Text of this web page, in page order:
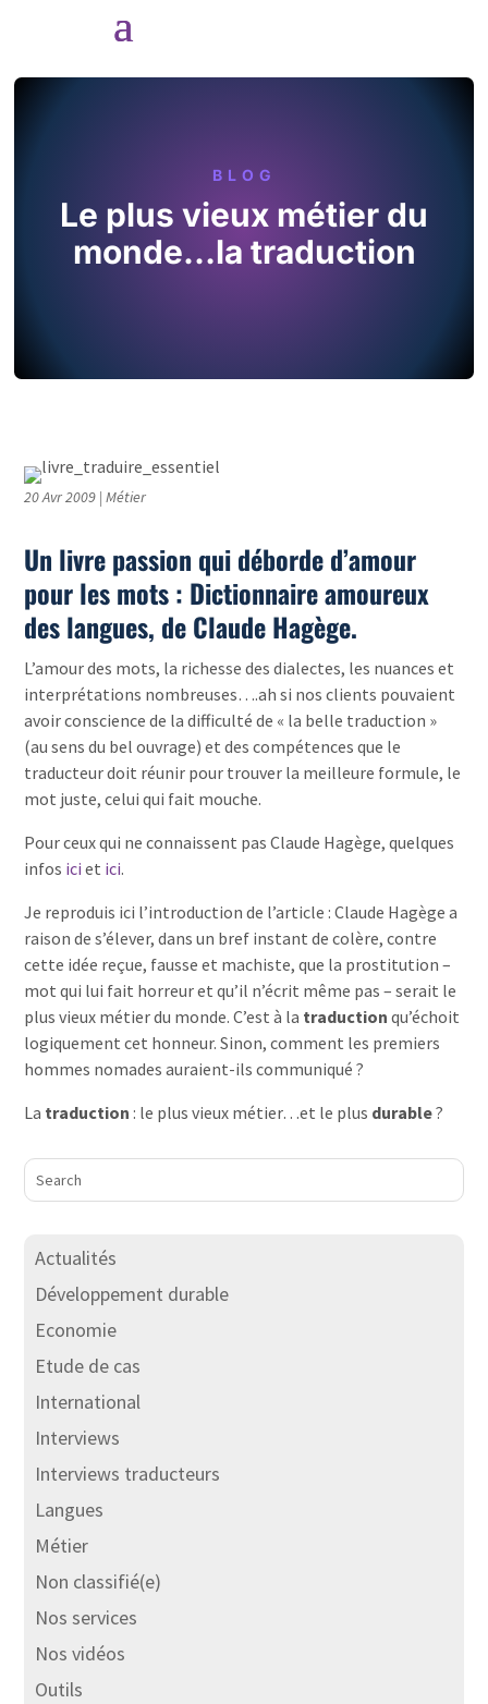
BLOG
Le plus vieux métier du
monde…la traduction
20 Avr 2009 |Métier
Un livre passion qui déborde d’amour
pour les mots : Dictionnaire amoureux
des langues, de Claude Hagège.
L’amour des mots, la richesse des dialectes, les nuances et
interprétations nombreuses….ah si nos clients pouvaient
avoir conscience de la difficulté de « la belle traduction »
(au sens du bel ouvrage) et des compétences que le
traducteur doit réunir pour trouver la meilleure formule, le
mot juste, celui qui fait mouche.
Pour ceux qui ne connaissent pas Claude Hagège, quelques
infos iciet ici.
Je reproduis ici l’introduction de l’article : Claude Hagège a
raison de s’élever, dans un bref instant de colère, contre
cette idée reçue, fausse et machiste, que la prostitution –
mot qui lui fait horreur et qu’il n’écrit même pas – serait le
plus vieux métier du monde. C’est à la traductionqu’échoit
logiquement cet honneur. Sinon, comment les premiers
hommes nomades auraient-ils communiqué ?
La traduction : le plus vieux métier…et le plus durable?
Actualités
Développement durable
Economie
Etude de cas
International
Interviews
Interviews traducteurs
Langues
Métier
Non classifié(e)
Nos services
Nos vidéos
Outils